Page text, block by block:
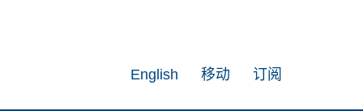
订阅
移动
English